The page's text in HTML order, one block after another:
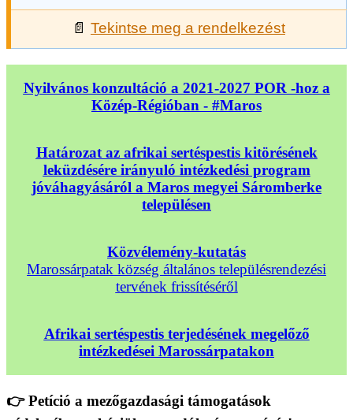
📄 Tekintse meg a rendelkezést
Nyilvános konzultáció a 2021-2027 POR -hoz a
Közép-Régióban - #Maros
Határozat az afrikai sertéspestis kitörésének
leküzdésére irányuló intézkedési program
jóváhagyásáról a Maros megyei Sáromberke
településen
Közvélemény-kutatás
Marossárpatak község általános településrendezési
tervének frissítéséről
Afrikai sertéspestis terjedésének megelőző
intézkedései Marossárpatakon
👉 Petíció a mezőgazdasági támogatások